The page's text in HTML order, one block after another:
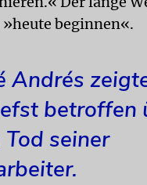
beginnen«.
Andrés
betroffen
Tod seiner